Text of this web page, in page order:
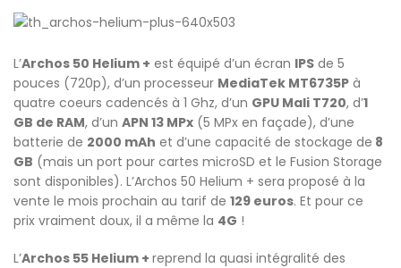
L’Archos 50 Helium + est équipé d’un écran IPS de 5
pouces (720p), d’un processeur MediaTek MT6735P à
quatre coeurs cadencés à 1 Ghz, d’un GPU Mali T720, d’1
GB de RAM, d’un APN 13 MPx (5 MPx en façade), d’une
batterie de 2000 mAh et d’une capacité de stockage de 8
GB (mais un port pour cartes microSD et le Fusion Storage
sont disponibles). L’Archos 50 Helium + sera proposé à la
vente le mois prochain au tarif de 129 euros. Et pour ce
prix vraiment doux, il a même la 4G !
L’Archos 55 Helium + reprend la quasi intégralité des